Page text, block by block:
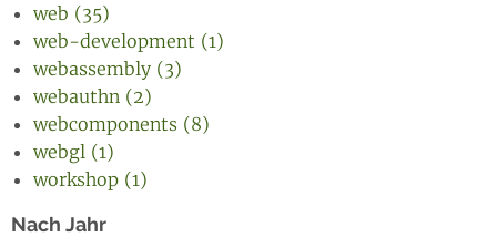
web (35)
web-development (1)
webassembly (3)
webauthn (2)
webcomponents (8)
webgl (1)
workshop (1)
Nach Jahr